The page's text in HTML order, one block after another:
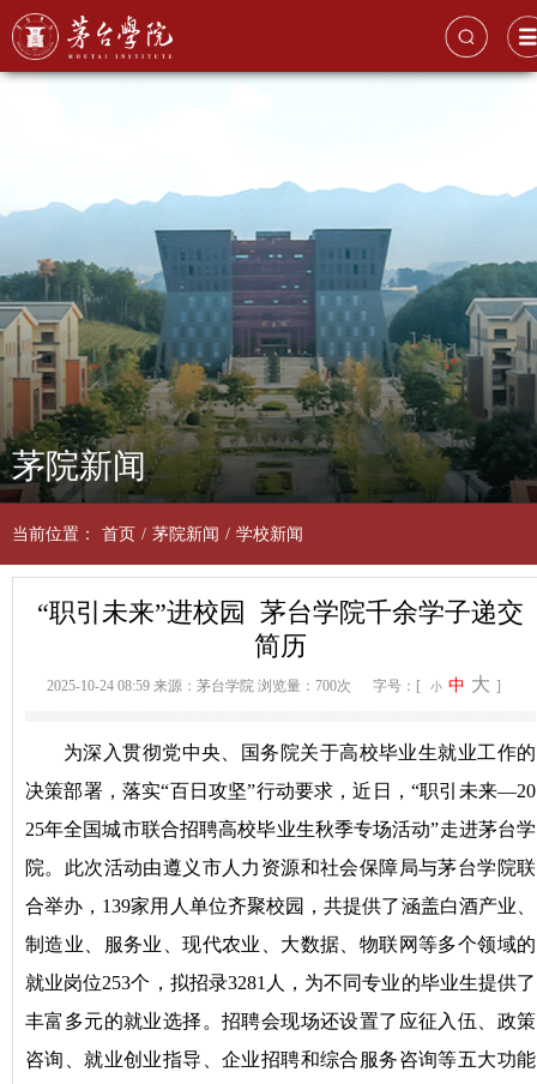
茅院新闻
当前位置： 首页 / 茅院新闻 / 学校新闻
“职引未来”进校园 茅台学院千余学子递交
简历
2025-10-24 08:59 来源：茅台学院 浏览量：700次 字号：[ 小 中 大 ]
为深入贯彻党中央、国务院关于高校毕业生就业工作的
决策部署，落实“百日攻坚”行动要求，近日，“职引未来—20
25年全国城市联合招聘高校毕业生秋季专场活动”走进茅台学
院。此次活动由遵义市人力资源和社会保障局与茅台学院联
合举办，139家用人单位齐聚校园，共提供了涵盖白酒产业、
制造业、服务业、现代农业、大数据、物联网等多个领域的
就业岗位253个，拟招录3281人，为不同专业的毕业生提供了
丰富多元的就业选择。招聘会现场还设置了应征入伍、政策
咨询、就业创业指导、企业招聘和综合服务咨询等五大功能